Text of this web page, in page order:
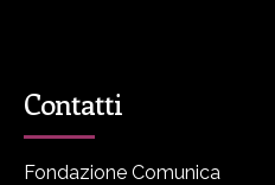
Contatti
Fondazione Comunica